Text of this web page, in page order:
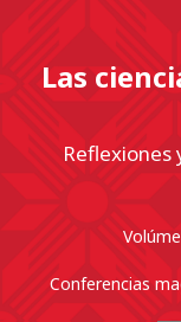
Las
Reflexiones
Conferencias